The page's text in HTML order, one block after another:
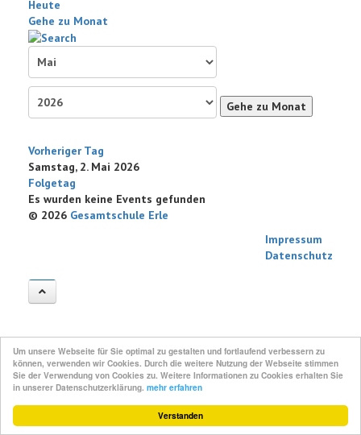
Verstanden
Um unsere Webseite für Sie optimal zu gestalten und fortlaufend verbessern zu
können, verwenden wir Cookies. Durch die weitere Nutzung der Webseite stimmen
Sie der Verwendung von Cookies zu. Weitere Informationen zu Cookies erhalten Sie
in unserer Datenschutzerklärung. mehr erfahren
Heute
Gehe zu Monat
Gehe zu Monat
Vorheriger Tag
Samstag, 2. Mai 2026
Folgetag
Es wurden keine Events gefunden
© 2026 Gesamtschule Erle
Impressum
Datenschutz